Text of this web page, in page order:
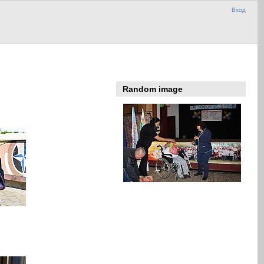
Вход
Random image